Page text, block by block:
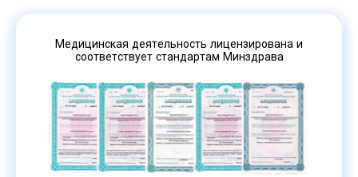
Медицинская деятельность лицензирована и
соответствует стандартам Минздрава